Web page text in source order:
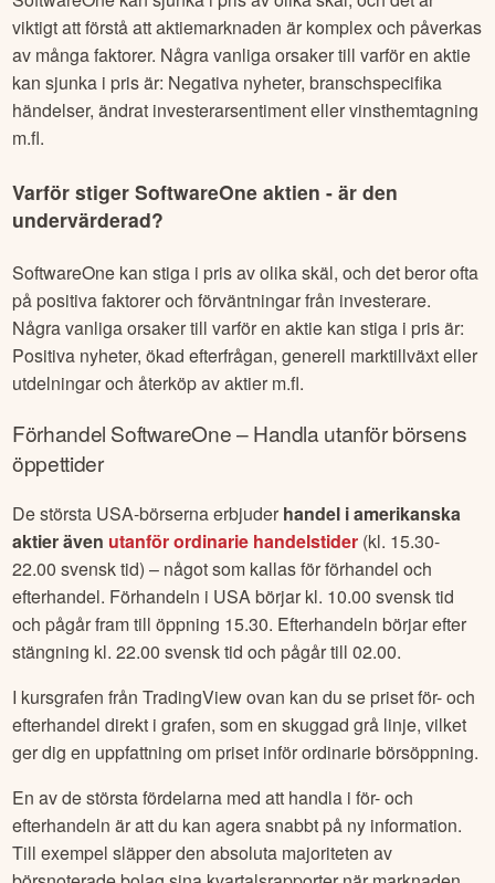
viktigt att förstå att aktiemarknaden är komplex och påverkas
av många faktorer. Några vanliga orsaker till varför en aktie
kan sjunka i pris är: Negativa nyheter, branschspecifika
händelser, ändrat investerarsentiment eller vinsthemtagning
m.fl.
Varför stigerSoftwareOne aktien - är den
undervärderad?
SoftwareOne kan stiga i pris av olika skäl, och det beror ofta
på positiva faktorer och förväntningar från investerare.
Några vanliga orsaker till varför en aktie kan stiga i pris är:
Positiva nyheter, ökad efterfrågan, generell marktillväxt eller
utdelningar och återköp av aktier m.fl.
Förhandel SoftwareOne– Handla utanför börsens
öppettider
De största USA-börserna erbjuder handel i amerikanska
aktier även utanför ordinarie handelstider (kl. 15.30-
22.00 svensk tid) – något som kallas för förhandel och
efterhandel. Förhandeln i USA börjar kl. 10.00 svensk tid
och pågår fram till öppning 15.30. Efterhandeln börjar efter
stängning kl. 22.00 svensk tid och pågår till 02.00.
I kursgrafen från TradingView ovan kan du se priset för- och
efterhandel direkt i grafen, som en skuggad grå linje, vilket
ger dig en uppfattning om priset inför ordinarie börsöppning.
En av de största fördelarna med att handla i för- och
efterhandeln är att du kan agera snabbt på ny information.
Till exempel släpper den absoluta majoriteten av